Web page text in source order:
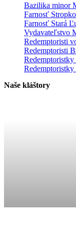
Bazilika minor
Farnosť
Farnosť Stará
Vydavateľstvo
Redemptoristi
Redemptoristi
Naše kláštory